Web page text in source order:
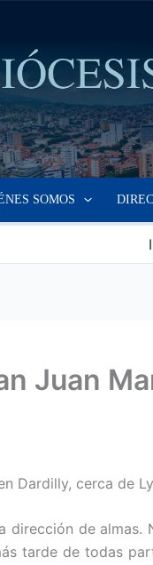
SOMOS
Juan
Dardilly, cerca de
dirección de
tarde de todas